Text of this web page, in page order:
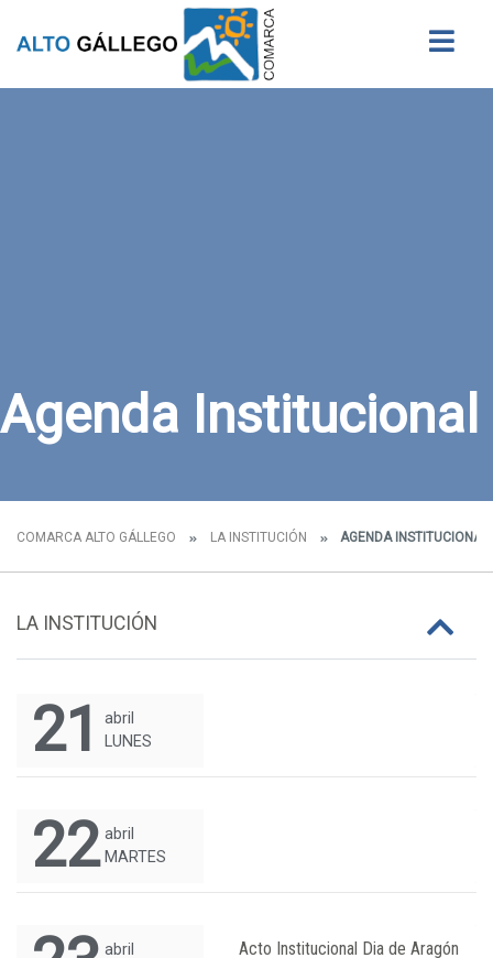
Agenda Institucional
COMARCA ALTO GÁLLEGO LA INSTITUCIÓN AGENDA INSTITUCIONAL
LA INSTITUCIÓN
21
abril
LUNES
22 abril
MARTES
abril
Acto Institucional Dia de Aragón